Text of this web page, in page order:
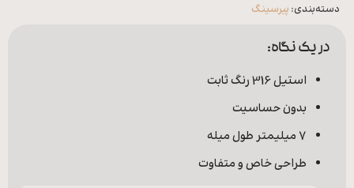
دسته‌بندی: پیرسینگ
در یک نگاه:
استیل 316 رنگ ثابت
بدون حساسیت
7 میلیمتر طول میله
طراحی خاص و متفاوت